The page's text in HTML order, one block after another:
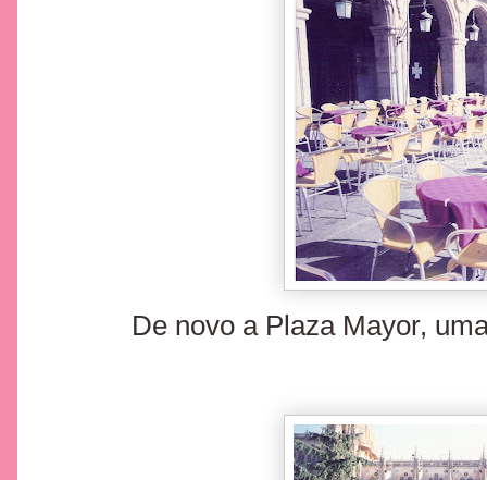
De novo a Plaza Mayor,